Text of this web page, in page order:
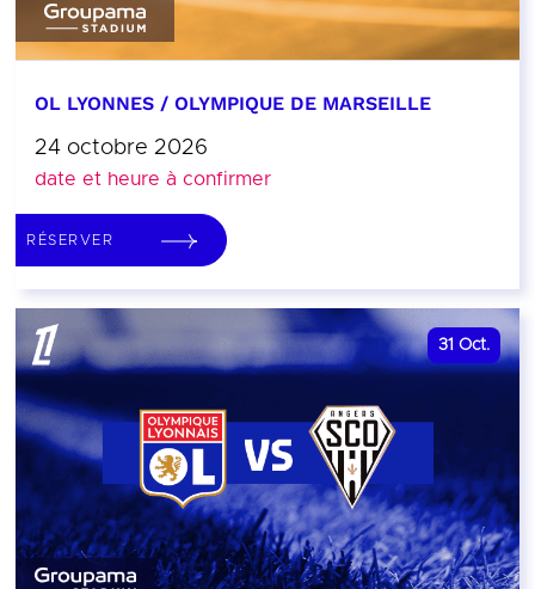
OL LYONNES / OLYMPIQUE DE MARSEILLE
24 octobre 2026
date et heure à confirmer
RÉSERVER
31 Oct.